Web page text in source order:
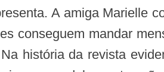
A amiga Marielle
conseguem mandar
história da revista